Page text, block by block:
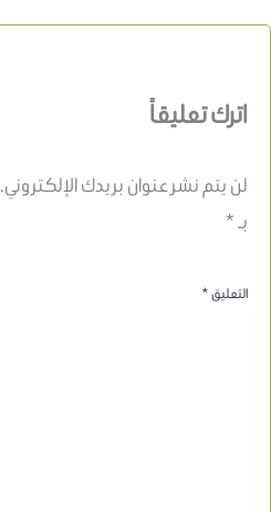
اترك تعليقاً
لن يتم نشر عنوان بريدك الإلكتروني.
بـ*
التعليق*